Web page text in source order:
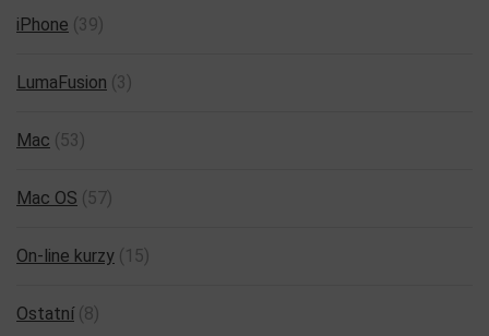
iPhone (39)
LumaFusion (3)
Mac (53)
Mac OS (57)
On-line kurzy (15)
Ostatní (8)